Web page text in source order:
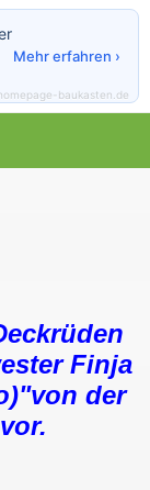
Finja
der
Mehr erfahren ›
baukasten.de